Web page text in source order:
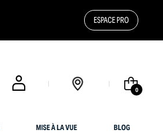
ESPACE PRO
0
MISE À LA VUE BLOG